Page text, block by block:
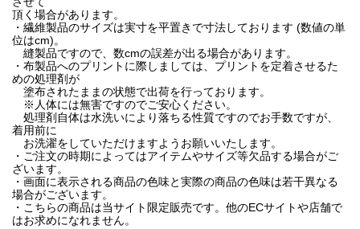
頂く場合があります。
・繊維製品のサイズは実寸を平置きで寸法しております (数値の単
位はcm)。
縫製品ですので、数cmの誤差が出る場合があります。
・布製品へのプリントに際しましては、プリントを定着させるた
めの処理剤が
塗布されたままの状態で出荷を行っております。
※人体には無害ですのでご安心ください。
処理剤自体は水洗いにより落ちる性質ですのでお手数ですが、
着用前に
お洗濯をしていただけますようお願いいたします。
・ご注文の時期によってはアイテムやサイズ等欠品する場合がご
ざいます。
・画面に表示される商品の色味と実際の商品の色味は若干異なる
場合がございます。
・こちらの商品は当サイト限定販売です。他のECサイトや店舗で
はお求めになれません。